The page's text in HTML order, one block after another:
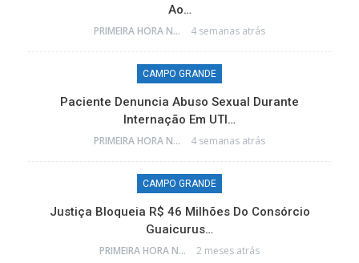
Ao…
PRIMEIRA HORA NEWS 4 semanas atrás
CAMPO GRANDE
Paciente Denuncia Abuso Sexual Durante
Internação Em UTI…
PRIMEIRA HORA NEWS 4 semanas atrás
CAMPO GRANDE
Justiça Bloqueia R$ 46 Milhões Do Consórcio
Guaicurus…
PRIMEIRA HORA NEWS 2 meses atrás